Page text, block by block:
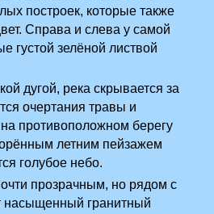
построек, которые также
Справа и слева у самой
густой зелёной листвой
дугой, река скрывается за
очертания травы и
противоположном берегу
летним пейзажем
голубое небо.
прозрачным, но рядом с
насыщенный гранитный